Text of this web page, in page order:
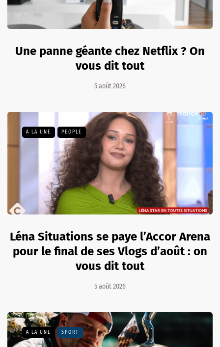
Une panne géante chez Netflix ? On
vous dit tout
5 août 2026
A LA UNE PEOPLE
Léna Situations se paye l’Accor Arena
pour le final de ses Vlogs d’août : on
vous dit tout
5 août 2026
A LA UNE SPORT